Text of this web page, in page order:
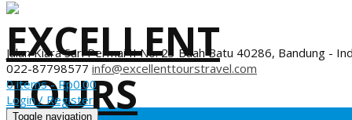
Jalan Kiara Sari Permai II No. 23 Buah Batu 40286, Bandung -
022-87798577 info@excellenttourstravel.com
0 items -Rp0.00
Login / Register
Toggle navigation